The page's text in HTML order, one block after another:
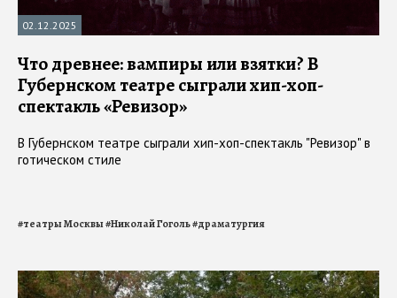
02.12.2025
Что древнее: вампиры или взятки? В
Губернском театре сыграли хип-хоп-
спектакль «Ревизор»
В Губернском театре сыграли хип-хоп-спектакль "Ревизор" в
готическом стиле
#театры Москвы#Николай Гоголь#драматургия